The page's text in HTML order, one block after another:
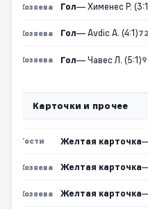
Хозяева Гол— Хименес Р.
Хозяева Гол— Avdic A. (4:1)
Хозяева Гол— Чавес Л. (5:1)
Карточки и прочее
Гости Желтая карточка
Хозяева Желтая карточка
Хозяева Желтая карточка